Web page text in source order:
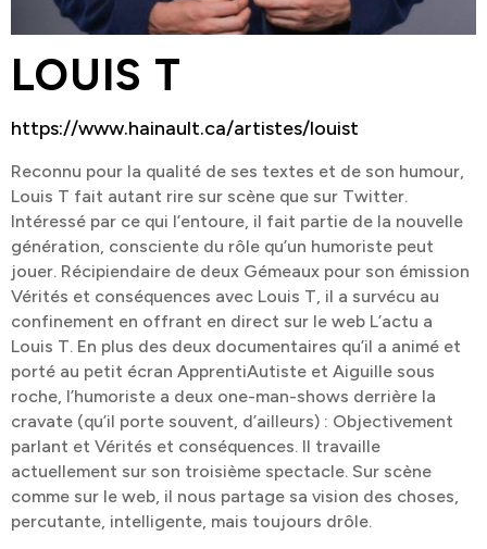
LOUIS T
https://www.hainault.ca/artistes/louist
Reconnu pour la qualité de ses textes et de son humour,
Louis T fait autant rire sur scène que sur Twitter.
Intéressé par ce qui l’entoure, il fait partie de la nouvelle
génération, consciente du rôle qu’un humoriste peut
jouer. Récipiendaire de deux Gémeaux pour son émission
Vérités et conséquences avec Louis T, il a survécu au
confinement en offrant en direct sur le web L’actu a
Louis T. En plus des deux documentaires qu’il a animé et
porté au petit écran ApprentiAutiste et Aiguille sous
roche, l’humoriste a deux one-man-shows derrière la
cravate (qu’il porte souvent, d’ailleurs) : Objectivement
parlant et Vérités et conséquences. Il travaille
actuellement sur son troisième spectacle. Sur scène
comme sur le web, il nous partage sa vision des choses,
percutante, intelligente, mais toujours drôle.